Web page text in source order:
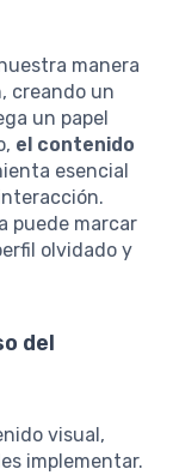
manera
creando un
un papel
el contenido
esencial
puede marcar
olvidado y
del
visual,
implementar.